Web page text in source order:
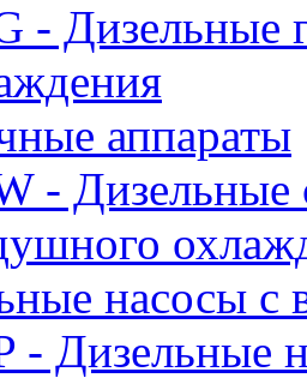
- Дизельные
аппараты
- Дизельные
насосы
- Дизельные